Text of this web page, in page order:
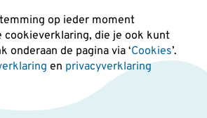
op ieder moment
cookieverklaring, die je ook kunt
onderaan de pagina via ‘Cookies’.
en privacyverklaring